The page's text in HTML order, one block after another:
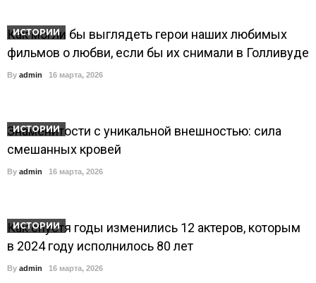
ИСТОРИИ
Как могли бы выглядеть герои наших любимых
фильмов о любви, если бы их снимали в Голливуде
By admin 16 марта, 2026
ИСТОРИИ
Знаменитости с уникальной внешностью: сила
смешанных кровей
By admin 16 марта, 2026
ИСТОРИИ
Как спустя годы изменились 12 актеров, которым
в 2024 году исполнилось 80 лет
By admin 16 марта, 2026